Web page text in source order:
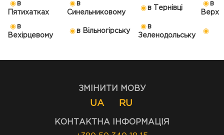
в
Пятихатках
в
Синельниковому
в Тернівці
в
в
Вехірцевому
в Вільногірську
в
Зеленодольську
ЗМІНИТИ МОВУ
UA RU
КОНТАКТНА ІНФОРМАЦІЯ